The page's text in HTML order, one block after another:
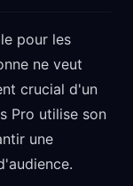
pour les
ne veut
crucial d'un
Pro utilise son
une